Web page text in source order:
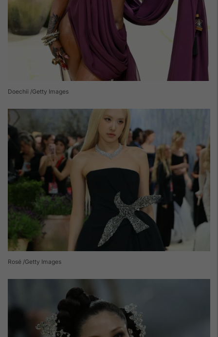
Doechii /Getty Images
Rosé /Getty Images